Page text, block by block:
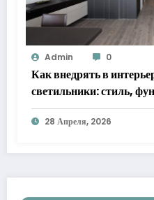
Admin 0
Как внедрять в
светильники: стиль,
практические решения
28 Апреля, 2026